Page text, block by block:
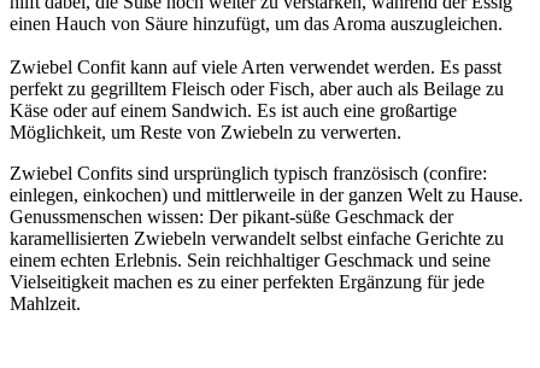
einen Hauch von Säure hinzufügt, um das Aroma auszugleichen.
Zwiebel Confit kann auf viele Arten verwendet werden. Es passt
perfekt zu gegrilltem Fleisch oder Fisch, aber auch als Beilage zu
Käse oder auf einem Sandwich. Es ist auch eine großartige
Möglichkeit, um Reste von Zwiebeln zu verwerten.
Zwiebel Confits sind ursprünglich typisch französisch (confire:
einlegen, einkochen) und mittlerweile in der ganzen Welt zu Hause.
Genussmenschen wissen: Der pikant-süße Geschmack der
karamellisierten Zwiebeln verwandelt selbst einfache Gerichte zu
einem echten Erlebnis. Sein reichhaltiger Geschmack und seine
Vielseitigkeit machen es zu einer perfekten Ergänzung für jede
Mahlzeit.